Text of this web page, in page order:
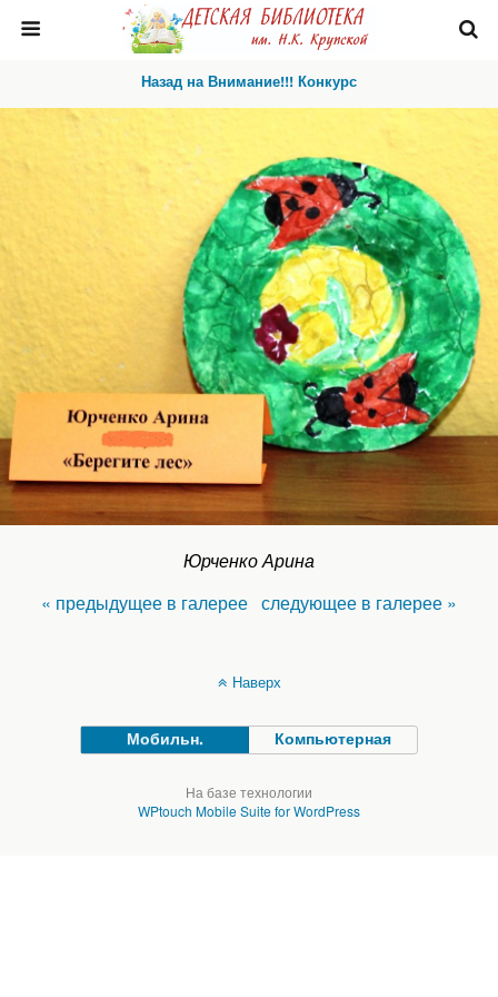
Назад на Внимание!!! Конкурс
Юрченко Арина
« предыдущее в галерее следующее в галерее »
Наверх
Мобильн. Компьютерная
На базе технологии
WPtouch Mobile Suite for WordPress